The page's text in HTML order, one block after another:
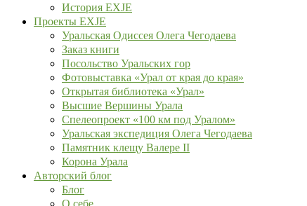
История EXJE
Проекты EXJE
Уральская Одиссея Олега Чегодаева
Заказ книги
Посольство Уральских гор
Фотовыставка «Урал от края до края»
Открытая библиотека «Урал»
Высшие Вершины Урала
Спелеопроект «100 км под Уралом»
Уральская экспедиция Олега Чегодаева
Памятник клещу Валере II
Корона Урала
Авторский блог
Блог
О себе